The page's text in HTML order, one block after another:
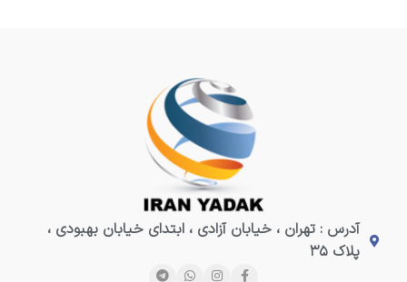
آدرس : تهران ، خیابان آزادی ، ابتدای خیابان بهبودی ،
پلاک ۳۵